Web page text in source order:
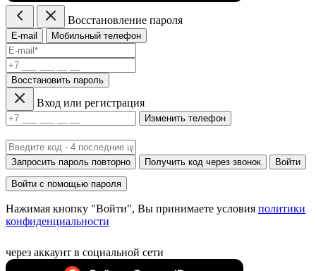
Восстановление пароля
E-mail Мобильный телефон
Восстановить пароль
Вход или регистрация
Изменить телефон
Запросить пароль повторно Получить код через звонок Войти
Войти с помощью пароля
Нажимая кнопку "Войти", Вы принимаете условия политики
конфиденциальности
через аккаунт в социальной сети